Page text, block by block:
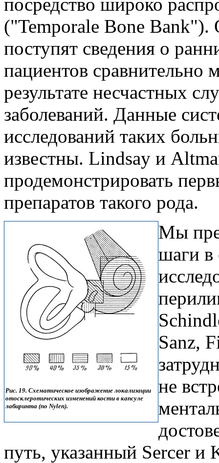
("Temporale Bone Bank").
поступят сведения о
пациентов сравнительно
результате несчастных
заболеваний. Данные
исследований таких
известны. Lindsay и
продемонстрировать
препаратов такого рода.
Рис. 19. Схематическое изображение локализации
отосклеротических изменений кости в капсуле
лабиринта (по Nylen).
Мы
ша­ги в
Sanz,
не
путь, указанный Sercer и